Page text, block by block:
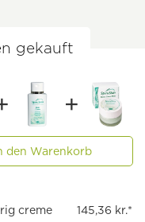
gekauft
den Warenkorb
creme
145,36 kr.*